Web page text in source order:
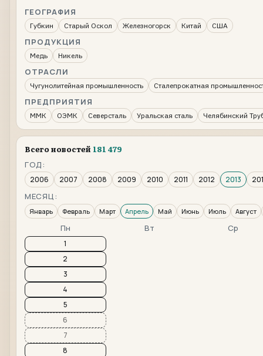
ГЕОГРАФИЯ
Губкин Старый Оскол Железногорск Китай США
ПРОДУКЦИЯ
Медь Никель
ОТРАСЛИ
Чугунолитейная промышленность Сталепрокатная
ПРЕДПРИЯТИЯ
ММК ОЭМК Северсталь Уральская сталь Челябинский
Всего новостей 181 479
ГОД:
2006 2007 2008 2009 2010 2011 2012 2013
МЕСЯЦ:
Январь Февраль Март Апрель Май Июнь Июль Август
Пн Вт Ср
1
2
3
4
5
6
7
8